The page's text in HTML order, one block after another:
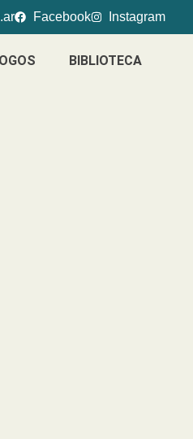
Facebook Instagram
BIBLIOTECA